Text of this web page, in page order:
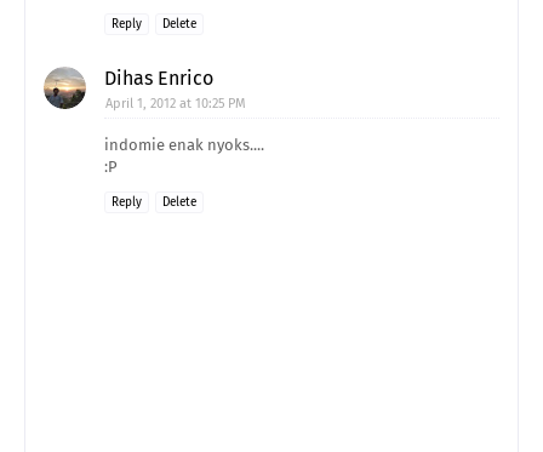
Reply Delete
Dihas Enrico
April 1, 2012 at 10:25 PM
indomie enak nyoks....
:P
Reply Delete